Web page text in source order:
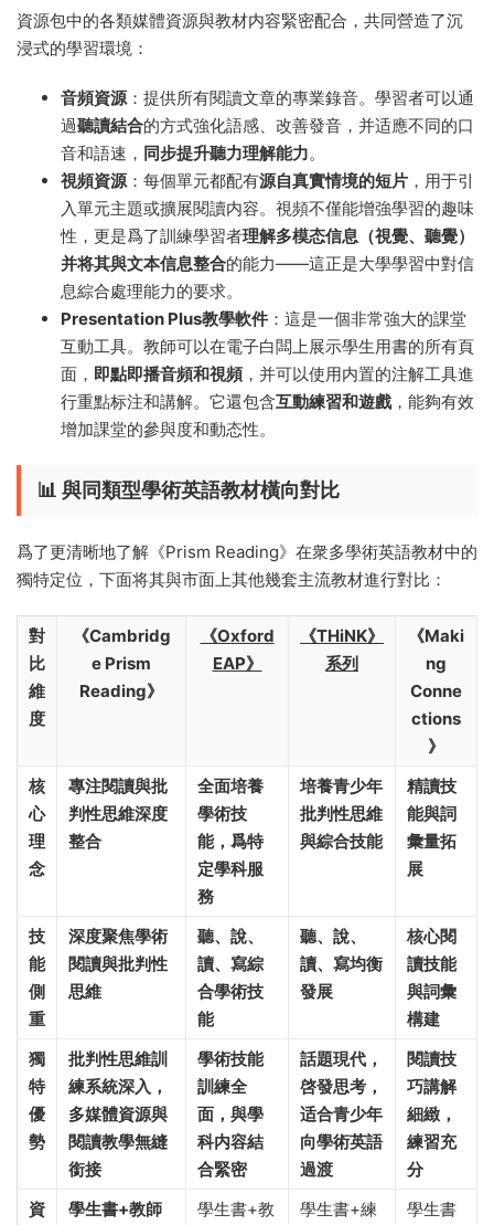
資源包中的各類媒體資源與教材内容緊密配合，共同營造了沉
浸式的學習環境：
音頻資源：提供所有閱讀文章的專業錄音。學習者可以通
過聽讀結合的方式強化語感、改善發音，并适應不同的口
音和語速， 同步提升聽力理解能力。
視頻資源：每個單元都配有源自真實情境的短片 ，用于引
入單元主題或擴展閱讀内容。視頻不僅能增強學習的趣味
性，更是爲了訓練學習者理解多模态信息（視覺、聽覺）
并将其與文本信息整合的能力——這正是大學學習中對信
息綜合處理能力的要求。
Presentation Plus教學軟件 ：這是一個非常強大的課堂
互動工具。教師可以在電子白闆上展示學生用書的所有頁
面， 即點即播音頻和視頻，并可以使用内置的注解工具進
行重點标注和講解。它還包含互動練習和遊戲，能夠有效
增加課堂的參與度和動态性。
📊 與同類型學術英語教材橫向對比
爲了更清晰地了解《Prism Reading》在衆多學術英語教材中的
獨特定位，下面将其與市面上其他幾套主流教材進行對比：
對
比
維
度
《Cambridg
e Prism
Reading》
《Oxford
EAP》
《THiNK》
系列
《Maki
ng
Conne
ctions
》
核
心
理
念
專注閱讀與批
判性思維深度
整合
全面培養
學術技
能，爲特
定學科服
務
培養青少年
批判性思維
與綜合技能
精讀技
能與詞
彙量拓
展
技
能
側
重
深度聚焦學術
閱讀與批判性
思維
聽、說、
讀、寫綜
合學術技
能
聽、說、
讀、寫均衡
發展
核心閱
讀技能
與詞彙
構建
獨
特
優
勢
批判性思維訓
練系統深入，
多媒體資源與
閱讀教學無縫
銜接
學術技能
訓練全
面，與學
科内容結
合緊密
話題現代，
啓發思考，
适合青少年
向學術英語
過渡
閱讀技
巧講解
細緻，
練習充
分
資
學生書+教師
學生書+教
學生書+練
學生書